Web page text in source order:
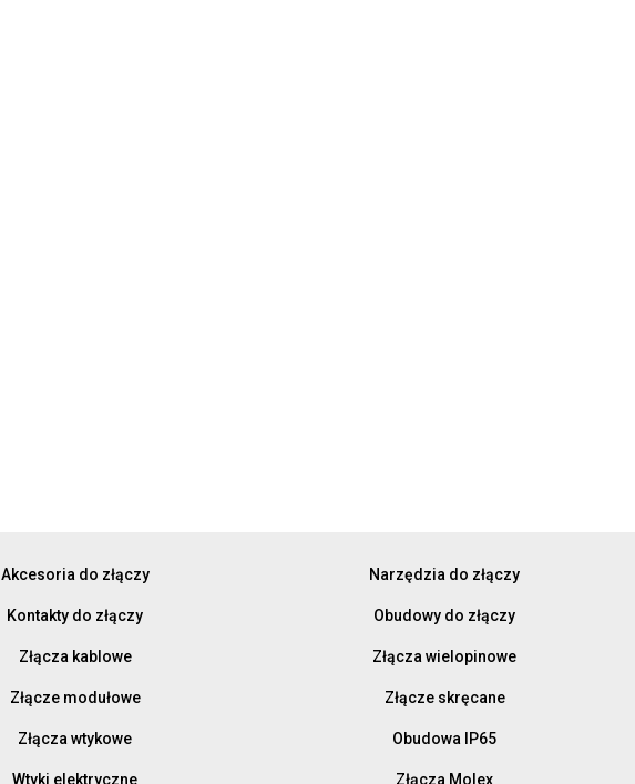
Akcesoria do złączy
Kontakty do złączy
Złącza kablowe
Złącze modułowe
Złącza wtykowe
Wtyki elektryczne
Narzędzia do złączy
Obudowy do złączy
Złącza wielopinowe
Złącze skręcane
Obudowa IP65
Złącza Molex